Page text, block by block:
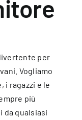
per
Vogliamo
i ragazzi e le
più
qualsiasi